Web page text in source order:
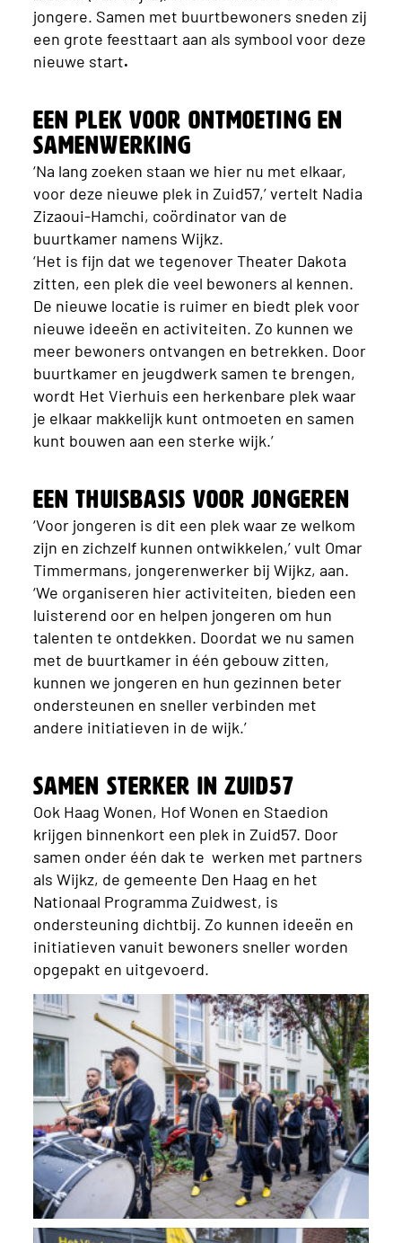
jongere. Samen met buurtbewoners sneden zij
een grote feesttaart aan als symbool voor deze
nieuwe start.
Een plek voor ontmoeting en
samenwerking
‘Na lang zoeken staan we hier nu met elkaar,
voor deze nieuwe plek in Zuid57,’ vertelt Nadia
Zizaoui-Hamchi, coördinator van de
buurtkamer namens Wijkz.
‘Het is fijn dat we tegenover Theater Dakota
zitten, een plek die veel bewoners al kennen.
De nieuwe locatie is ruimer en biedt plek voor
nieuwe ideeën en activiteiten. Zo kunnen we
meer bewoners ontvangen en betrekken. Door
buurtkamer en jeugdwerk samen te brengen,
wordt Het Vierhuis een herkenbare plek waar
je elkaar makkelijk kunt ontmoeten en samen
kunt bouwen aan een sterke wijk.’
Een thuisbasis voor jongeren
‘Voor jongeren is dit een plek waar ze welkom
zijn en zichzelf kunnen ontwikkelen,’ vult Omar
Timmermans, jongerenwerker bij Wijkz, aan.
‘We organiseren hier activiteiten, bieden een
luisterend oor en helpen jongeren om hun
talenten te ontdekken. Doordat we nu samen
met de buurtkamer in één gebouw zitten,
kunnen we jongeren en hun gezinnen beter
ondersteunen en sneller verbinden met
andere initiatieven in de wijk.’
Samen sterker in Zuid57
Ook Haag Wonen, Hof Wonen en Staedion
krijgen binnenkort een plek in Zuid57. Door
samen onder één dak te werken met partners
als Wijkz, de gemeente Den Haag en het
Nationaal Programma Zuidwest, is
ondersteuning dichtbij. Zo kunnen ideeën en
initiatieven vanuit bewoners sneller worden
opgepakt en uitgevoerd.